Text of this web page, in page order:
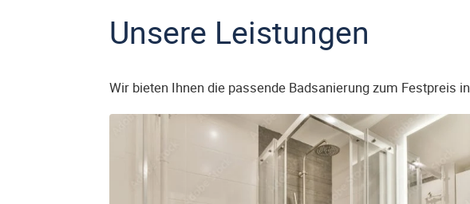
Unsere Leistungen
Wir bieten Ihnen die passende Badsanierung zum Festpreis in